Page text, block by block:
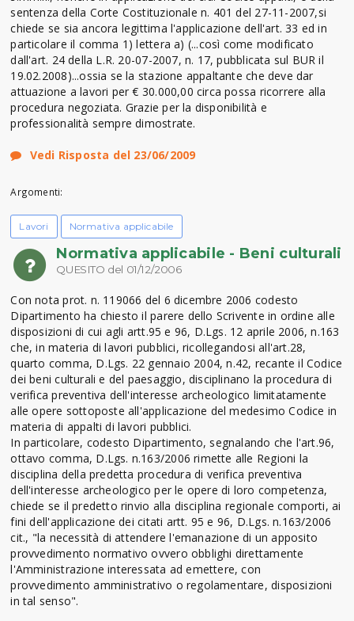
sentenza della Corte Costituzionale n. 401 del 27-11-2007,si
chiede se sia ancora legittima l'applicazione dell'art. 33 ed in
particolare il comma 1) lettera a) (...così come modificato
dall'art. 24 della L.R. 20-07-2007, n. 17, pubblicata sul BUR il
19.02.2008)...ossia se la stazione appaltante che deve dar
attuazione a lavori per € 30.000,00 circa possa ricorrere alla
procedura negoziata. Grazie per la disponibilità e
professionalità sempre dimostrate.
Vedi Risposta del 23/06/2009
Argomenti:
Lavori Normativa applicabile
Normativa applicabile - Beni culturali
QUESITO del 01/12/2006
Con nota prot. n. 119066 del 6 dicembre 2006 codesto
Dipartimento ha chiesto il parere dello Scrivente in ordine alle
disposizioni di cui agli artt.95 e 96, D.Lgs. 12 aprile 2006, n.163
che, in materia di lavori pubblici, ricollegandosi all'art.28,
quarto comma, D.Lgs. 22 gennaio 2004, n.42, recante il Codice
dei beni culturali e del paesaggio, disciplinano la procedura di
verifica preventiva dell'interesse archeologico limitatamente
alle opere sottoposte all'applicazione del medesimo Codice in
materia di appalti di lavori pubblici.
In particolare, codesto Dipartimento, segnalando che l'art.96,
ottavo comma, D.Lgs. n.163/2006 rimette alle Regioni la
disciplina della predetta procedura di verifica preventiva
dell'interesse archeologico per le opere di loro competenza,
chiede se il predetto rinvio alla disciplina regionale comporti, ai
fini dell'applicazione dei citati artt. 95 e 96, D.Lgs. n.163/2006
cit., "la necessità di attendere l'emanazione di un apposito
provvedimento normativo ovvero obblighi direttamente
l'Amministrazione interessata ad emettere, con
provvedimento amministrativo o regolamentare, disposizioni
in tal senso".